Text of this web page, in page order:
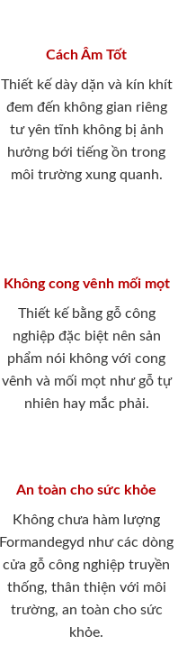
Cách Âm Tốt
Thiết kế dày dặn và kín khít
đem đến không gian riêng
tư yên tĩnh không bị ảnh
hưởng bới tiếng ồn trong
môi trường xung quanh.
Không cong vênh mối mọt
Thiết kế bằng gỗ công
nghiệp đặc biệt nên sản
phẩm nói không với cong
vênh và mối mọt như gỗ tự
nhiên hay mắc phải.
An toàn cho sức khỏe
Không chưa hàm lượng
Formandegyd như các dòng
cửa gỗ công nghiệp truyền
thống, thân thiện với môi
trường, an toàn cho sức
khỏe.